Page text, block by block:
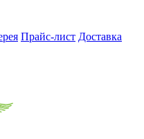
Прайс-лист Доставка